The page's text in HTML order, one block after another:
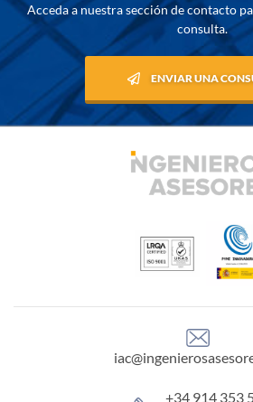
Acceda a nuestra sección de contacto
consulta.
ENVIAR UNA
+34 914 353